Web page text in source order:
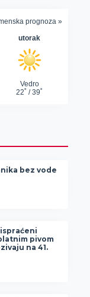
bez vode
pivom
na 41.